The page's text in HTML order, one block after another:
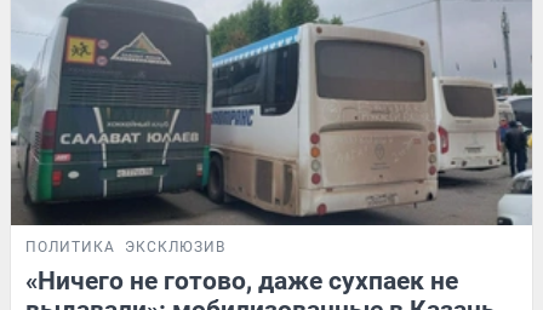
ПОЛИТИКА ЭКСКЛЮЗИВ
«Ничего не готово, даже сухпаек не